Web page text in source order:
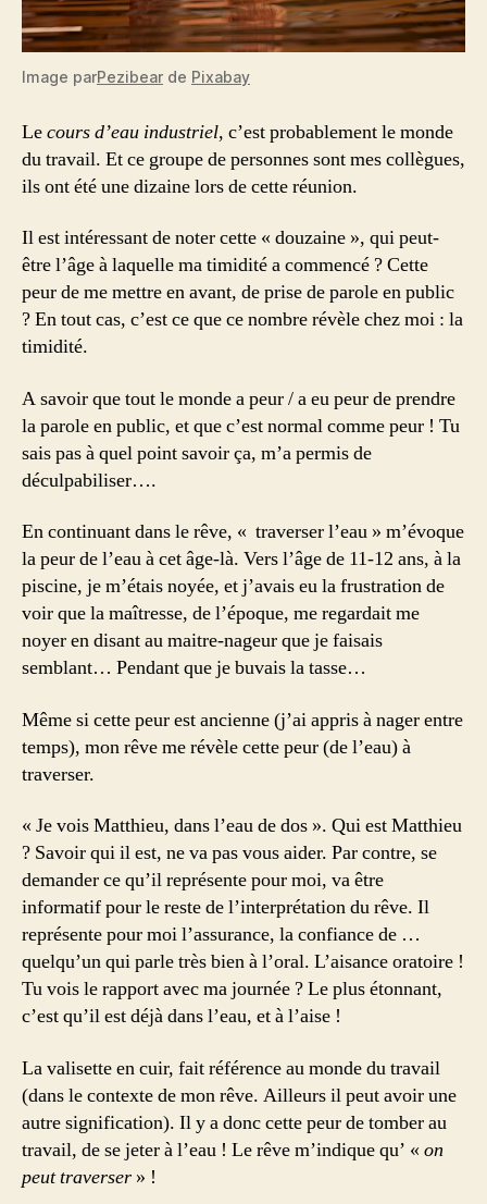
Image parPezibear de Pixabay
Lecours d’eau industriel, c’est probablement le monde
du travail. Et ce groupe de personnes sont mes collègues,
ils ont été une dizaine lors de cette réunion.
Il est intéressant de noter cette « douzaine », qui peut-
être l’âge à laquelle ma timidité a commencé ? Cette
peur de me mettre en avant, de prise de parole en public
? En tout cas, c’est ce que ce nombre révèle chez moi : la
timidité.
A savoir que tout le monde a peur / a eu peur de prendre
la parole en public, et que c’est normal comme peur ! Tu
sais pas à quel point savoir ça, m’a permis de
déculpabiliser….
En continuant dans le rêve, « traverser l’eau » m’évoque
la peur de l’eau à cet âge-là. Vers l’âge de 11-12 ans, à la
piscine, je m’étais noyée, et j’avais eu la frustration de
voir que la maîtresse, de l’époque, me regardait me
noyer en disant au maitre-nageur que je faisais
semblant… Pendant que je buvais la tasse…
Même si cette peur est ancienne (j’ai appris à nager entre
temps), mon rêve me révèle cette peur (de l’eau) à
traverser.
« Je vois Matthieu, dans l’eau de dos ». Qui est Matthieu
? Savoir qui il est, ne va pas vous aider. Par contre, se
demander ce qu’il représente pour moi, va être
informatif pour le reste de l’interprétation du rêve. Il
représente pour moi l’assurance, la confiance de …
quelqu’un qui parle très bien à l’oral. L’aisance oratoire !
Tu vois le rapport avec ma journée ? Le plus étonnant,
c’est qu’il est déjà dans l’eau, et à l’aise !
La valisette en cuir, fait référence au monde du travail
(dans le contexte de mon rêve. Ailleurs il peut avoir une
autre signification). Il y a donc cette peur de tomber au
travail, de se jeter à l’eau ! Le rêve m’indique qu’ « on
peut traverser » !